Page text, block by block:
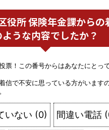
役所 保険年金課からの
ような内容でしたか？
票！この番号からはあなたにとっ
信で不安に思っている方がいます
いない (0) 間違い電話 (